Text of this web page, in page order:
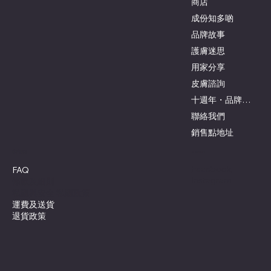
成份知多啲
品牌故事
護膚迷思
用家分享
皮膚諮詢
十週年・品牌與創辦人
聯絡我們
銷售點地址
FAQ
運費及送貨
退貨政策